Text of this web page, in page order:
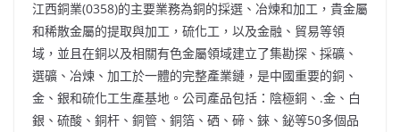
江西銅業(0358)的主要業務為銅的採選、冶煉和加工，貴金屬
和稀散金屬的提取與加工，硫化工，以及金融、貿易等領
域，並且在銅以及相關有色金屬領域建立了集勘探、採礦、
選礦、冶煉、加工於一體的完整產業鏈，是中國重要的銅、
金、銀和硫化工生產基地。公司產品包括：陰極銅、.金、白
銀、硫酸、銅杆、銅管、銅箔、硒、碲、錸、鉍等50多個品